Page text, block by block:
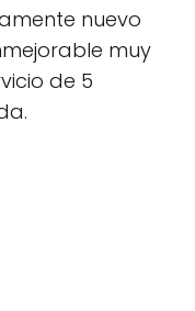
nuevo
muy
de 5